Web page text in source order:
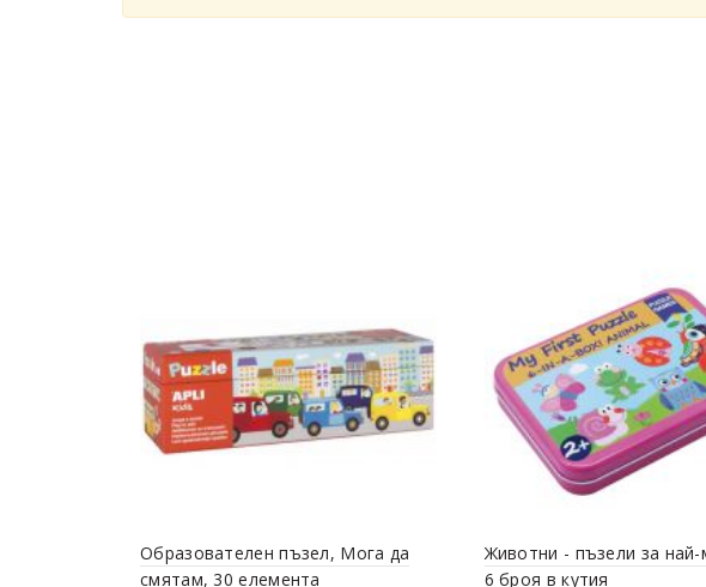
Образователен пъзел, Мога да
смятам, 30 елемента
Животни - пъзели за най-
6 броя в кутия